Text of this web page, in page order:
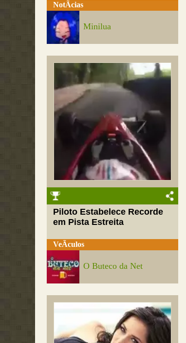
NotÃ­cias
Minilua
Piloto Estabelece Recorde
em Pista Estreita
VeÃ­culos
O Buteco da Net